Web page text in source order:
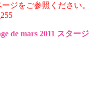
ジをご参照ください。
de mars 2011 スタージ